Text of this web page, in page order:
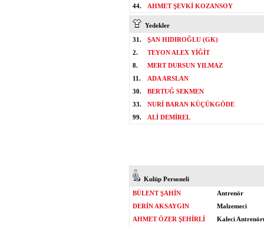
44.
AHMET ŞEVKİ KOZANSOY
Yedekler
31.
ŞAN HIDIROĞLU (GK)
2.
TEYON ALEX YİĞİT
8.
MERT DURSUN YILMAZ
11.
ADA ARSLAN
30.
BERTUĞ SEKMEN
33.
NURİ BARAN KÜÇÜKGÖDE
99.
ALİ DEMİREL
Kulüp Personeli
BÜLENT ŞAHİN
Antrenör
DERİN AKSAYGIN
Malzemeci
AHMET ÖZER ŞEHİRLİ
Kaleci